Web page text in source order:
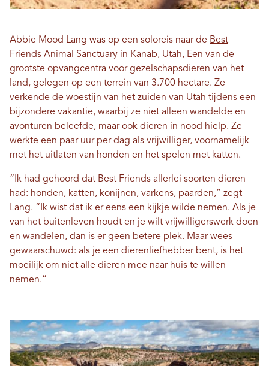
Abbie Mood Lang was op een soloreis naar de Best
Friends Animal Sanctuary in Kanab, Utah, Een van de
grootste opvangcentra voor gezelschapsdieren van het
land, gelegen op een terrein van 3.700 hectare. Ze
verkende de woestijn van het zuiden van Utah tijdens een
bijzondere vakantie, waarbij ze niet alleen wandelde en
avonturen beleefde, maar ook dieren in nood hielp. Ze
werkte een paar uur per dag als vrijwilliger, voornamelijk
met het uitlaten van honden en het spelen met katten.
“Ik had gehoord dat Best Friends allerlei soorten dieren
had: honden, katten, konijnen, varkens, paarden,” zegt
Lang. “Ik wist dat ik er eens een kijkje wilde nemen. Als je
van het buitenleven houdt en je wilt vrijwilligerswerk doen
en wandelen, dan is er geen betere plek. Maar wees
gewaarschuwd: als je een dierenliefhebber bent, is het
moeilijk om niet alle dieren mee naar huis te willen
nemen.”